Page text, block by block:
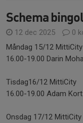
Schema
12 dec 2025
0
Måndag 15/12 MittiCity
16.00-19.00 Darin
Tisdag16/12 MittiCity
16.00-19.00 Adam
Onsdag 17/12 MittiCity